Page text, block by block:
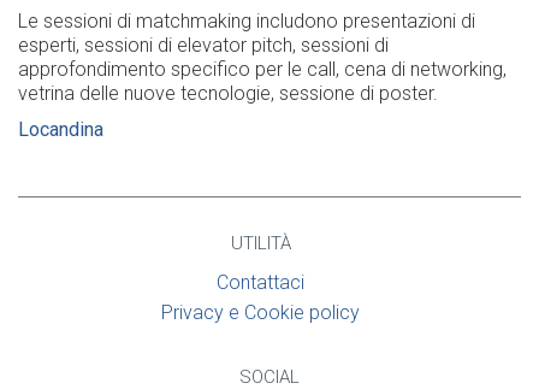
Le sessioni di matchmaking includono presentazioni di
esperti, sessioni di elevator pitch, sessioni di
approfondimento specifico per le call, cena di networking,
vetrina delle nuove tecnologie, sessione di poster.
Locandina
UTILITÀ
Contattaci
Privacy e Cookie policy
SOCIAL